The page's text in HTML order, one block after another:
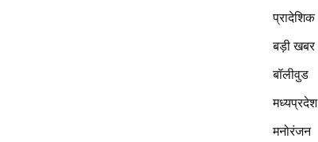
प्रादेशिक
बड़ी खबर
बॉलीवुड
मध्यप्रदेश
मनोरंजन